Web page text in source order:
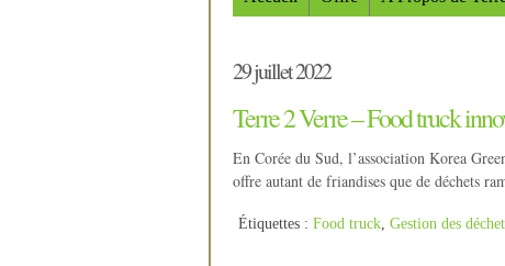
29 juillet 2022
Terre 2 Verre – Food truck
En Corée du Sud, l’association Korea
offre autant de friandises que de déchets
Étiquettes : Food truck Gestion des